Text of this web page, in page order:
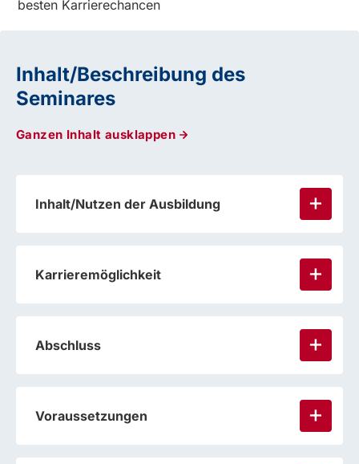
besten Karrierechancen
Inhalt/Beschreibung des
Seminares
Ganzen Inhalt ausklappen
Inhalt/Nutzen der Ausbildung
Karrieremöglichkeit
Abschluss
Voraussetzungen